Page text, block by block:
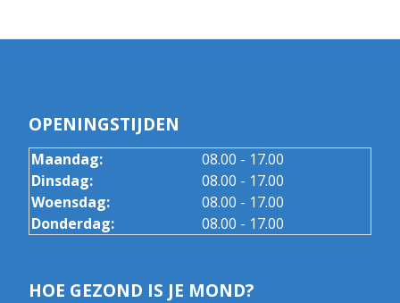
OPENINGSTIJDEN
Maandag:
08.00 - 17.00
Dinsdag:
08.00 - 17.00
Woensdag:
08.00 - 17.00
Donderdag:
08.00 - 17.00
HOE GEZOND IS JE MOND?